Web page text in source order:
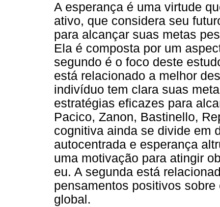
A esperança é uma virtude
ativo, que considera seu
para alcançar suas metas
Ela é composta por um
segundo é o foco deste
está relacionado a melhor
indivíduo tem clara suas
estratégias eficazes para
Pacico, Zanon, Bastinello,
cognitiva ainda se divide em
autocentrada e esperança
uma motivação para atingir
eu. A segunda está
pensamentos positivos
global.